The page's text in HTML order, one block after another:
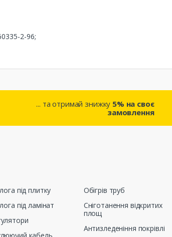
2-96;
... та отримай знижку 5% на своє
замовлення
під плитку
під ламінат
Обігрів труб
Сніготанення відкритих
площ
Антизледеніння покрівлі